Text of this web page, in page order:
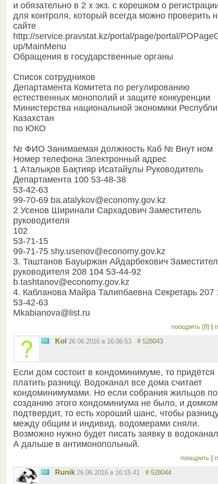
и обязательно в 2 х экз. с корешком о
для контроля, который всегда можно проверить
сайте
http://service.pravstat.kz/portal/page/portal/
up/MainMenu
Обращения в государственные органы
Список сотрудников
Департамента Комитета по регулированию
естественных монополий и защите конкуренции
Министерства национальной экономики
Казахстан
по ЮКО
№ ФИО Занимаемая должность Каб № Внут ном
Номер телефона Электронный адрес
1 Аталықов Бақтияр Исатайұлы Руководитель
Департамента 100 53-48-38
53-42-63
99-70-69 ba.atalykov@economy.gov.kz
2 Усенов Ширинали Сархадович Заместитель
руководителя
102
53-71-15
99-71-75 shy.usenov@economy.gov.kz
3. Таштанов Бауыржан Айдарбекович
руководителя 208 104 53-44-92
b.tashtanov@economy.gov.kz
4. Кабланова Майра Талипбаевна Секретарь 207
53-42-63
Mkabianova@list.ru
поощрить (8)
Kol 26.06.2016 в 16:06:53 # 528043
Если дом состоит в кондоминимуме, то придётся
платить разницу. Водоканал все дома считает
кондоминимумами. Но если собрания жильцов по
созданию этого кондоминиума не было, и домком
подтвердит, то есть хороший шанс, чтобы
между общим и индивид. водомерами сняли.
Возможно нужно будет писать заявку в
А дальше в антимонопольный.
поощрить
Runik 26.06.2016 в 16:15:41 # 528044